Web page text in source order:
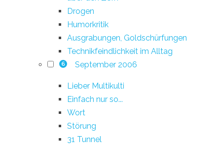
Drogen
Humorkritik
Ausgrabungen, Goldschürfungen
Technikfeindlichkeit im Alltag
6 September 2006
Lieber Multikulti
Einfach nur so...
Wort
Störung
31 Tunnel